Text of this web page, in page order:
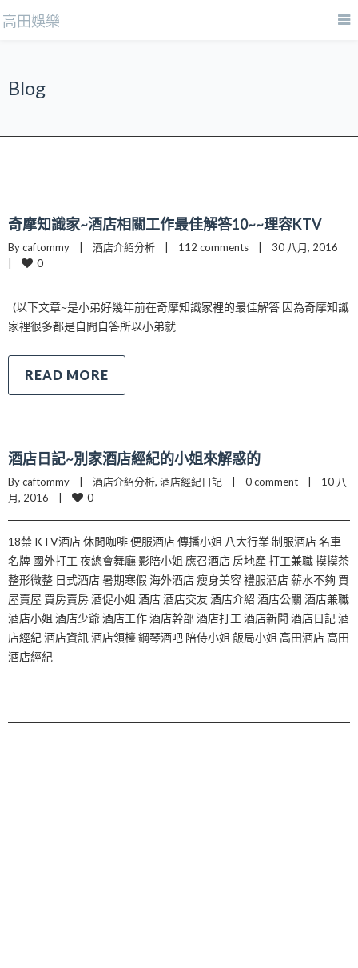
Blog
奇摩知識家~酒店相關工作最佳解答10~~理容KTV
By caftommy    | 酒店介紹分析 112 comments
    |    30 八月, 2016
0
(以下文章~是小弟好幾年前在奇摩知識家裡的最佳解答 因為奇摩知識
家裡很多都是自問自答所以小弟就
READ MORE
酒店日記~別家酒店經紀的小姐來解惑的
By caftommy    | 酒店介紹分析, 酒店經紀日記 0 comment
    |    10 八
月, 2016    |
0
18禁 KTV酒店 休閒咖啡 便服酒店 傳播小姐 八大行業 制服酒店 名車
名牌 國外打工 夜總會舞廳 影陪小姐 應召酒店 房地產 打工兼職 摸摸茶
整形微整 日式酒店 暑期寒假 海外酒店 瘦身美容 禮服酒店 薪水不夠 買
屋賣屋 買房賣房 酒促小姐 酒店 酒店交友 酒店介紹 酒店公關 酒店兼職
酒店小姐 酒店少爺 酒店工作 酒店幹部 酒店打工 酒店新聞 酒店日記 酒
店經紀 酒店資訊 酒店領檯 鋼琴酒吧 陪侍小姐 飯局小姐 高田酒店 高田
酒店經紀
高田娛樂